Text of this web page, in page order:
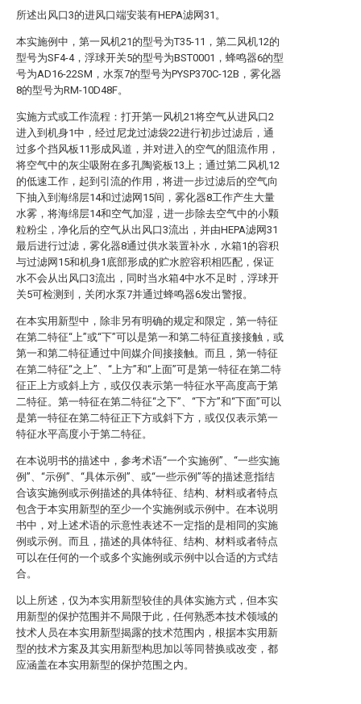
所述出风口3的进风口端安装有HEPA滤网31。
本实施例中，第一风机21的型号为T35-11，第二风机12的
型号为SF4-4，浮球开关5的型号为BST0001，蜂鸣器6的型
号为AD16-22SM，水泵7的型号为PYSP370C-12B，雾化器
8的型号为RM-10D48F。
实施方式或工作流程：打开第一风机21将空气从进风口2
进入到机身1中，经过尼龙过滤袋22进行初步过滤后，通
过多个挡风板11形成风道，并对进入的空气的阻流作用，
将空气中的灰尘吸附在多孔陶瓷板13上；通过第二风机12
的低速工作，起到引流的作用，将进一步过滤后的空气向
下抽入到海绵层14和过滤网15间，雾化器8工作产生大量
水雾，将海绵层14和空气加湿，进一步除去空气中的小颗
粒粉尘，净化后的空气从出风口3流出，并由HEPA滤网31
最后进行过滤，雾化器8通过供水装置补水，水箱1的容积
与过滤网15和机身1底部形成的贮水腔容积相匹配，保证
水不会从出风口3流出，同时当水箱4中水不足时，浮球开
关5可检测到，关闭水泵7并通过蜂鸣器6发出警报。
在本实用新型中，除非另有明确的规定和限定，第一特征
在第二特征“上”或“下”可以是第一和第二特征直接接触，或
第一和第二特征通过中间媒介间接接触。而且，第一特征
在第二特征“之上”、“上方”和“上面”可是第一特征在第二特
征正上方或斜上方，或仅仅表示第一特征水平高度高于第
二特征。第一特征在第二特征“之下”、“下方”和“下面”可以
是第一特征在第二特征正下方或斜下方，或仅仅表示第一
特征水平高度小于第二特征。
在本说明书的描述中，参考术语“一个实施例”、“一些实施
例”、“示例”、“具体示例”、或“一些示例”等的描述意指结
合该实施例或示例描述的具体特征、结构、材料或者特点
包含于本实用新型的至少一个实施例或示例中。在本说明
书中，对上述术语的示意性表述不一定指的是相同的实施
例或示例。而且，描述的具体特征、结构、材料或者特点
可以在任何的一个或多个实施例或示例中以合适的方式结
合。
以上所述，仅为本实用新型较佳的具体实施方式，但本实
用新型的保护范围并不局限于此，任何熟悉本技术领域的
技术人员在本实用新型揭露的技术范围内，根据本实用新
型的技术方案及其实用新型构思加以等同替换或改变，都
应涵盖在本实用新型的保护范围之内。